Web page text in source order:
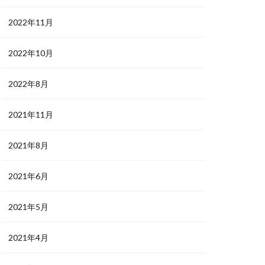
2022年11月
2022年10月
2022年8月
2021年11月
2021年8月
2021年6月
2021年5月
2021年4月